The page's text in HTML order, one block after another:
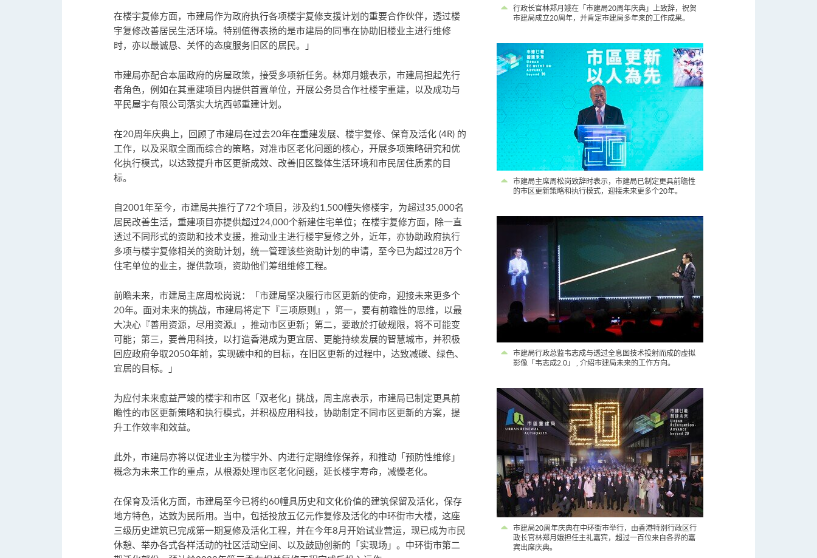
行政长官林郑月娥在「市建局20周年庆典」上致辞，祝贺
市建局成立20周年，并肯定市建局多年来的工作成果。
市建局主席周松岗致辞时表示，市建局已制定更具前瞻性
的市区更新策略和执行模式，迎接未来更多个20年。
市建局行政总监韦志成与透过全息图技术投射而成的虚拟
影像「韦志成2.0」 , 介绍市建局未来的工作方向。
市建局20周年庆典在中环街市举行，由香港特别行政区行
政长官林郑月娥担任主礼嘉宾，超过一百位来自各界的嘉
宾出席庆典。
在楼宇复修方面，市建局作为政府执行各项楼宇复修支援计划的重要合作伙伴，透过楼
宇复修改善居民生活环境。特别值得表扬的是市建局的同事在协助旧楼业主进行维修
时，亦以最诚恳、关怀的态度服务旧区的居民。」
市建局亦配合本届政府的房屋政策，接受多项新任务。林郑月娥表示，市建局担起先行
者角色，例如在其重建项目内提供首置单位，开展公务员合作社楼宇重建，以及成功与
平民屋宇有限公司落实大坑西邨重建计划。
在20周年庆典上，回顾了市建局在过去20年在重建发展、楼宇复修、保育及活化 (4R) 的
工作，以及采取全面而综合的策略，对准市区老化问题的核心，开展多项策略研究和优
化执行模式，以达致提升市区更新成效、改善旧区整体生活环境和市民居住质素的目
标。
自2001年至今，市建局共推行了72个项目，涉及约1,500幢失修楼宇，为超过35,000名
居民改善生活，重建项目亦提供超过24,000个新建住宅单位；在楼宇复修方面，除一直
透过不同形式的资助和技术支援，推动业主进行楼宇复修之外，近年，亦协助政府执行
多项与楼宇复修相关的资助计划，统一管理该些资助计划的申请，至今已为超过28万个
住宅单位的业主，提供款项，资助他们筹组维修工程。
前瞻未来，市建局主席周松岗说：「市建局坚决履行市区更新的使命，迎接未来更多个
20年。面对未来的挑战，市建局将定下『三项原则』，第一，要有前瞻性的思维，以最
大决心『善用资源，尽用资源』，推动市区更新；第二，要敢於打破规限，将不可能变
可能；第三，要善用科技，以打造香港成为更宜居、更能持续发展的智慧城市，并积极
回应政府争取2050年前，实现碳中和的目标，在旧区更新的过程中，达致减碳、绿色、
宜居的目标。」
为应付未来愈益严竣的楼宇和市区「双老化」挑战，周主席表示，市建局已制定更具前
瞻性的市区更新策略和执行模式，并积极应用科技，协助制定不同市区更新的方案，提
升工作效率和效益。
此外，市建局亦将以促进业主为楼宇外、内进行定期维修保养，和推动「预防性维修」
概念为未来工作的重点，从根源处理市区老化问题，延长楼宇寿命，减慢老化。
在保育及活化方面，市建局至今已将约60幢具历史和文化价值的建筑保留及活化，保存
地方特色，达致为民所用。当中，包括投放五亿元作复修及活化的中环街市大楼，这座
三级历史建筑已完成第一期复修及活化工程，并在今年8月开始试业营运，现已成为市民
休憩、举办各式各样活动的社区活动空间、以及鼓励创新的「实现场」。中环街市第二